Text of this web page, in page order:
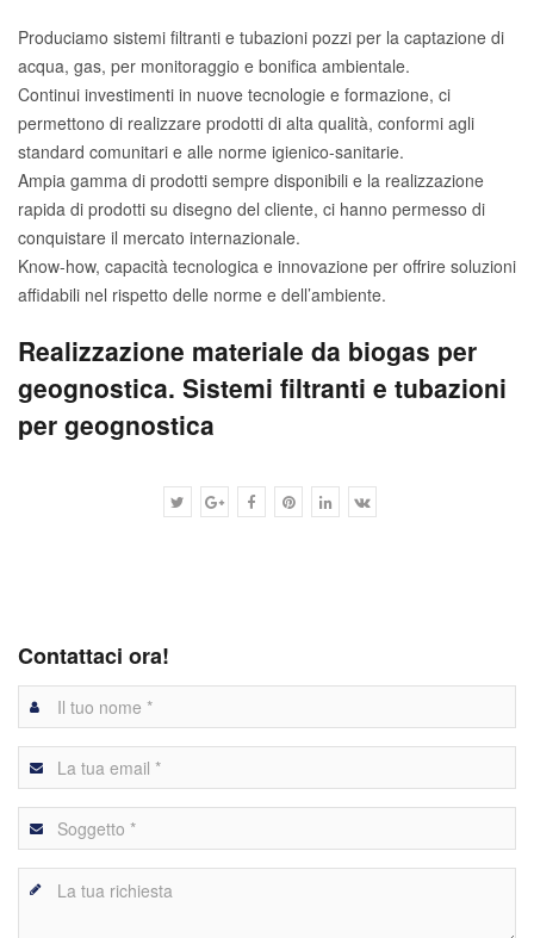
Produciamo sistemi filtranti e tubazioni pozzi per la captazione di
acqua, gas, per monitoraggio e bonifica ambientale.
Continui investimenti in nuove tecnologie e formazione, ci
permettono di realizzare prodotti di alta qualità, conformi agli
standard comunitari e alle norme igienico-sanitarie.
Ampia gamma di prodotti sempre disponibili e la realizzazione
rapida di prodotti su disegno del cliente, ci hanno permesso di
conquistare il mercato internazionale.
Know-how, capacità tecnologica e innovazione per offrire soluzioni
affidabili nel rispetto delle norme e dell’ambiente.
Realizzazione materiale da biogas per
geognostica. Sistemi filtranti e tubazioni
per geognostica
Contattaci ora!